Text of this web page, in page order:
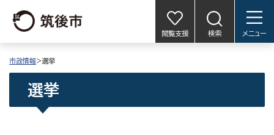
閲覧支援 検索 メニュー
市政情報>選挙
選挙